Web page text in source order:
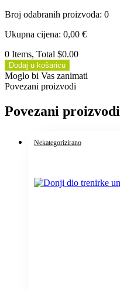
Broj odabranih proizvoda: 0
Ukupna cijena: 0,00 €
0 Items, Total $0.00
Dodaj u košaricu
Moglo bi Vas zanimati
Povezani proizvodi
Povezani proizvodi
Nekategorizirano